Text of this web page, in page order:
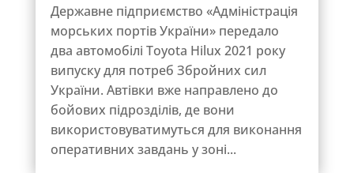
Державне підприємство «Адміністрація
морських портів України» передало
два автомобілі Toyota Hilux 2021 року
випуску для потреб Збройних сил
України. Автівки вже направлено до
бойових підрозділів, де вони
використовуватимуться для виконання
оперативних завдань у зоні...